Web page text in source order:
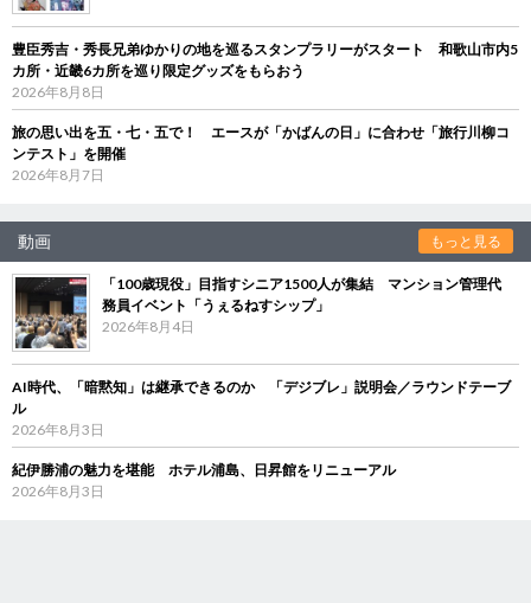
豊臣秀吉・秀長兄弟ゆかりの地を巡るスタンプラリーがスタート 和歌山市内5
カ所・近畿6カ所を巡り限定グッズをもらおう
2026年8月8日
旅の思い出を五・七・五で！ エースが「かばんの日」に合わせ「旅行川柳コ
ンテスト」を開催
2026年8月7日
動画 もっと見る
「100歳現役」目指すシニア1500人が集結 マンション管理代
務員イベント「うぇるねすシップ」
2026年8月4日
AI時代、「暗黙知」は継承できるのか 「デジブレ」説明会／ラウンドテーブ
ル
2026年8月3日
紀伊勝浦の魅力を堪能 ホテル浦島、日昇館をリニューアル
2026年8月3日